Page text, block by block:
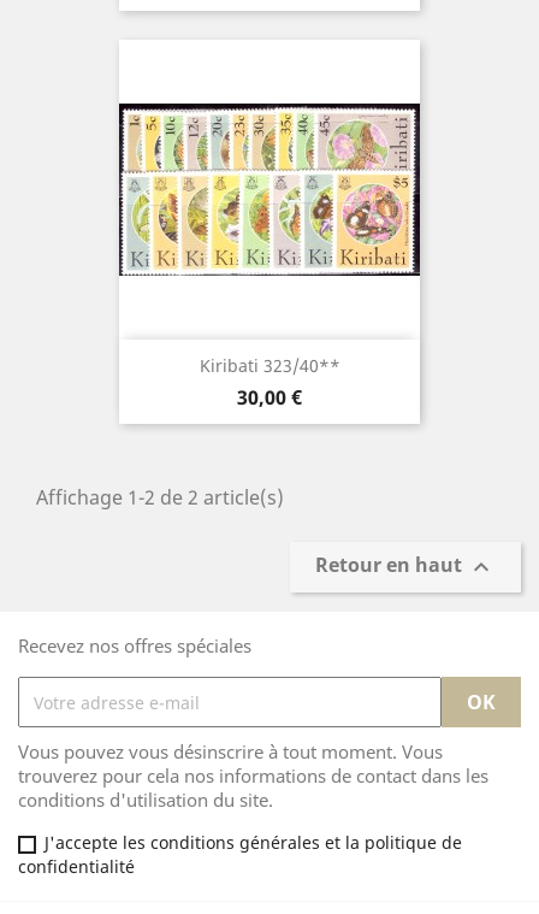
Kiribati 323/40**
Prix
30,00 €
Affichage 1-2 de 2 article(s)
Retour en haut 
Recevez nos offres spéciales
Vous pouvez vous désinscrire à tout moment. Vous
trouverez pour cela nos informations de contact dans les
conditions d'utilisation du site.
J'accepte les conditions générales et la politique de
confidentialité